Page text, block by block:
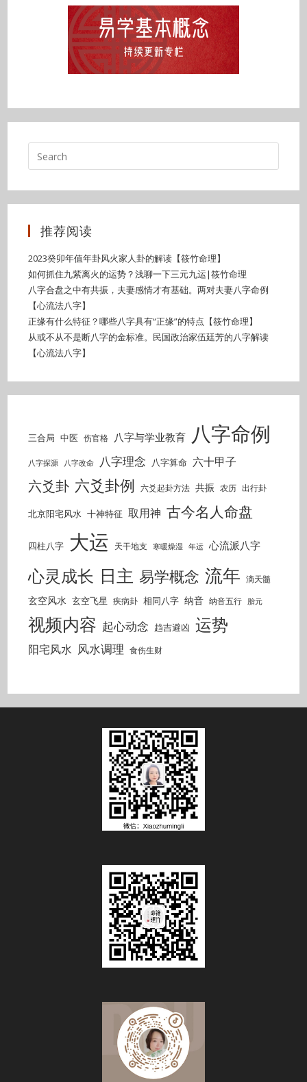
推荐阅读
2023癸卯年值年卦风火家人卦的解读【筱竹命理】
如何抓住九紫离火的运势？浅聊一下三元九运|筱竹命理
八字合盘之中有共振，夫妻感情才有基础。两对夫妻八字命例
【心流法八字】
正缘有什么特征？哪些八字具有“正缘”的特点【筱竹命理】
从或不从不是断八字的金标准。民国政治家伍廷芳的八字解读
【心流法八字】
三合局 中医 伤官格 八字与学业教育 八字命例
八字探源 八字改命 八字理念 八字算命 六十甲子
六爻卦 六爻卦例 六爻起卦方法 共振 农历 出行卦
北京阳宅风水 十神特征 取用神 古今名人命盘
四柱八字 大运 天干地支 寒暖燥湿 年运 心流派八字
心灵成长 日主 易学概念 流年 滴天髓
玄空风水 玄空飞星 疾病卦 相同八字 纳音 纳音五行 胎元
视频内容 起心动念 趋吉避凶 运势
阳宅风水 风水调理 食伤生财